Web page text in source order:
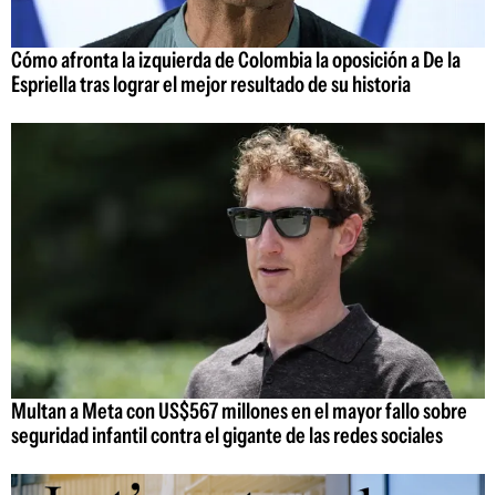
Cómo afronta la izquierda de Colombia la oposición a De la
Espriella tras lograr el mejor resultado de su historia
Multan a Meta con US$567 millones en el mayor fallo sobre
seguridad infantil contra el gigante de las redes sociales